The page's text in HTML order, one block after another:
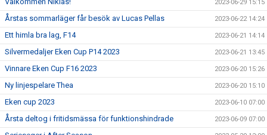
2023-06-29 15:15
Årstas sommarläger får besök av Lucas Pellas 2023-06-22 14:24
Ett himla bra lag, F14 2023-06-21 14:14
Silvermedaljer Eken Cup P14 2023 2023-06-21 13:45
Vinnare Eken Cup F16 2023 2023-06-20 15:26
Ny linjespelare Thea 2023-06-20 15:10
Eken cup 2023 2023-06-10 07:00
Årsta deltog i fritidsmässa för funktionshindrade 2023-06-09 07:00